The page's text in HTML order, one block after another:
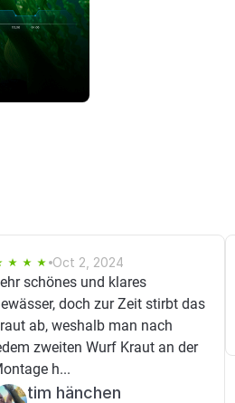
Oct 2, 2024
schönes und klares
doch zur Zeit stirbt das
ab, weshalb man nach
zweiten Wurf Kraut an der
h...
tim hänchen